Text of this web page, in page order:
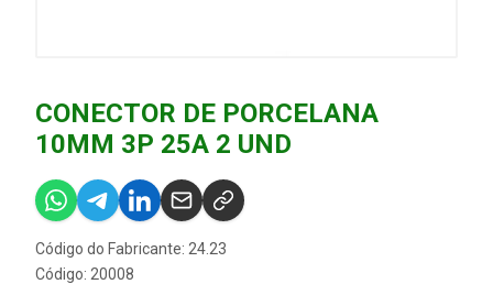
CONECTOR DE PORCELANA
10MM 3P 25A 2 UND
Código do Fabricante: 24.23
Código: 20008